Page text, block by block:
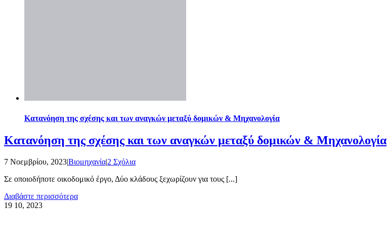
Κατανόηση της σχέσης και των αναγκών μεταξύ δομικών & Μηχανολογία
Κατανόηση της σχέσης και των αναγκών μεταξύ δομικών & Μηχανολογία
7 Νοεμβρίου, 2023|Βιομηχανία|2 Σχόλια
Σε οποιοδήποτε οικοδομικό έργο, Δύο κλάδους ξεχωρίζουν για τους [...]
Διαβάστε περισσότερα
19 10, 2023